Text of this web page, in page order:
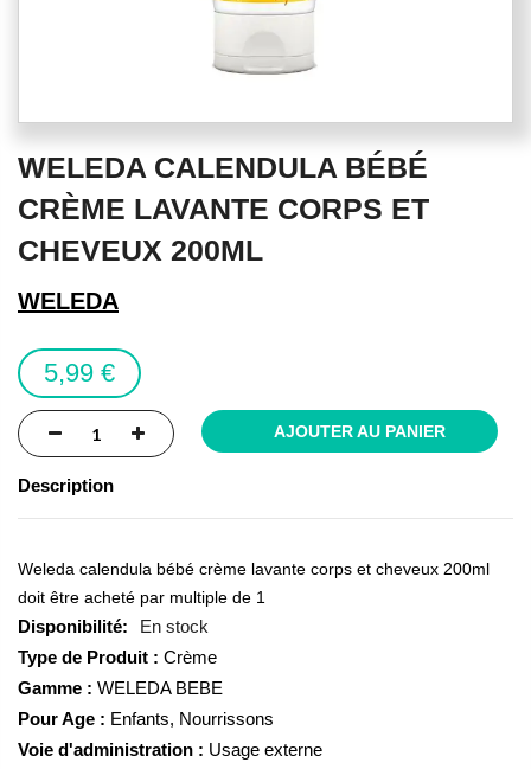
to
beginning
of
images
WELEDA CALENDULA BÉBÉ
CRÈME LAVANTE CORPS ET
CHEVEUX 200ML
WELEDA
5,99 €
AJOUTER AU PANIER
Description
Weleda calendula bébé crème lavante corps et cheveux 200ml
doit être acheté par multiple de 1
En stock
Type de Produit : Crème
Gamme : WELEDA BEBE
Pour Age : Enfants, Nourrissons
Voie d'administration : Usage externe